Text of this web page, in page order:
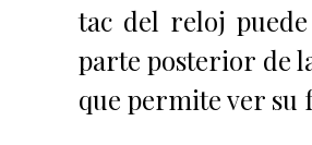
tac del reloj
parte posterior de
que permite ver su